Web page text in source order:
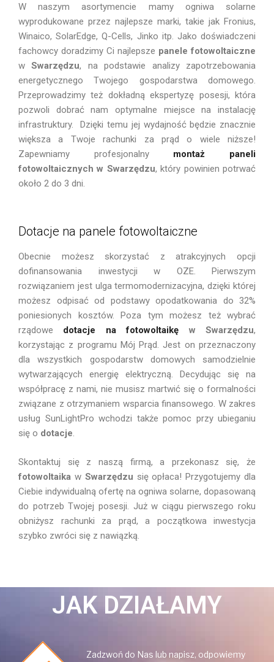
W naszym asortymencie mamy ogniwa solarne
wyprodukowane przez najlepsze marki, takie jak Fronius,
Winaico, SolarEdge, Q-Cells, Jinko itp. Jako doświadczeni
fachowcy doradzimy Ci najlepsze panele fotowoltaiczne
wSwarzędzu, na podstawie analizy zapotrzebowania
energetycznego Twojego gospodarstwa domowego.
Przeprowadzimy też dokładną ekspertyzę posesji, która
pozwoli dobrać nam optymalne miejsce na instalację
infrastruktury. Dzięki temu jej wydajność będzie znacznie
większa a Twoje rachunki za prąd o wiele niższe!
Zapewniamy profesjonalny montaż paneli
fotowoltaicznych w Swarzędzu, który powinien potrwać
około 2 do 3 dni.
Dotacje na panele fotowoltaiczne
Obecnie możesz skorzystać z atrakcyjnych opcji
dofinansowania inwestycji w OZE. Pierwszym
rozwiązaniem jest ulga termomodernizacyjna, dzięki której
możesz odpisać od podstawy opodatkowania do 32%
poniesionych kosztów. Poza tym możesz też wybrać
rządowe
dotacje na fotowoltaikę w Swarzędzu,
korzystając z programu Mój Prąd. Jest on przeznaczony
dla wszystkich gospodarstw domowych samodzielnie
wytwarzających energię elektryczną. Decydując się na
współpracę z nami, nie musisz martwić się o formalności
związane z otrzymaniem wsparcia finansowego. W zakres
usług SunLightPro wchodzi także pomoc przy ubieganiu
się o dotacje.
Skontaktuj się z naszą firmą, a przekonasz się, że
fotowoltaika w Swarzędzu się opłaca! Przygotujemy dla
Ciebie indywidualną ofertę na ogniwa solarne, dopasowaną
do potrzeb Twojej posesji. Już w ciągu pierwszego roku
obniżysz rachunki za prąd, a początkowa inwestycja
szybko zwróci się z nawiązką.
JAK DZIAŁAMY
Zadzwoń do Nas lub napisz, odpowiemy